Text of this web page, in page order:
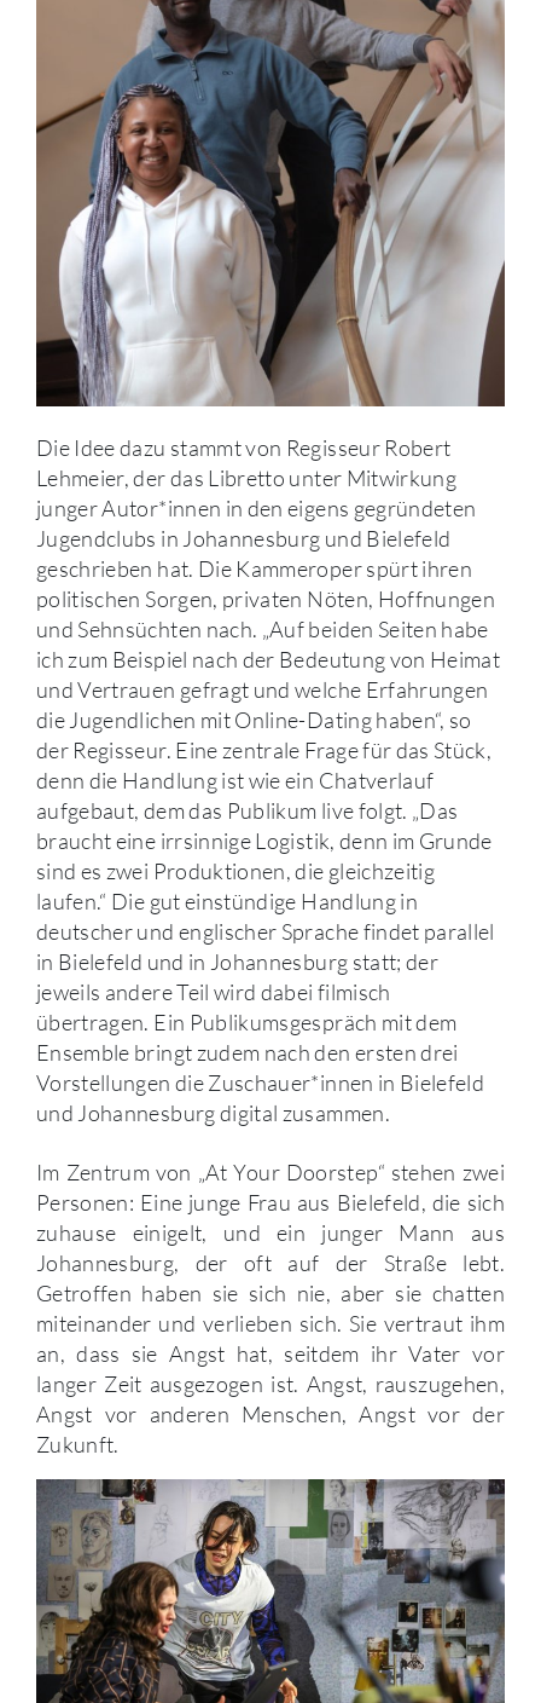
Die Idee dazu stammt von Regisseur Robert
Lehmeier, der das Libretto unter Mitwirkung
junger Autor*innen in den eigens gegründeten
Jugendclubs in Johannesburg und Bielefeld
geschrieben hat. Die Kammeroper spürt ihren
politischen Sorgen, privaten Nöten, Hoffnungen
und Sehnsüchten nach. „Auf beiden Seiten habe
ich zum Beispiel nach der Bedeutung von Heimat
und Vertrauen gefragt und welche Erfahrungen
die Jugendlichen mit Online-Dating haben“, so
der Regisseur. Eine zentrale Frage für das Stück,
denn die Handlung ist wie ein Chatverlauf
aufgebaut, dem das Publikum live folgt. „Das
braucht eine irrsinnige Logistik, denn im Grunde
sind es zwei Produktionen, die gleichzeitig
laufen.“ Die gut einstündige Handlung in
deutscher und englischer Sprache findet parallel
in Bielefeld und in Johannesburg statt; der
jeweils andere Teil wird dabei filmisch
übertragen. Ein Publikumsgespräch mit dem
Ensemble bringt zudem nach den ersten drei
Vorstellungen die Zuschauer*innen in Bielefeld
und Johannesburg digital zusammen.
Im Zentrum von „At Your Doorstep“ stehen zwei
Personen: Eine junge Frau aus Bielefeld, die sich
zuhause einigelt, und ein junger Mann aus
Johannesburg, der oft auf der Straße lebt.
Getroffen haben sie sich nie, aber sie chatten
miteinander und verlieben sich. Sie vertraut ihm
an, dass sie Angst hat, seitdem ihr Vater vor
langer Zeit ausgezogen ist. Angst, rauszugehen,
Angst vor anderen Menschen, Angst vor der
Zukunft.